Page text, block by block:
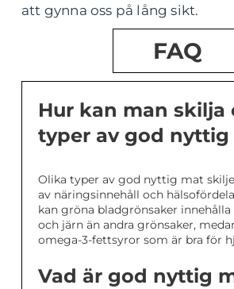
att gynna oss på lång sikt.
FAQ
Hur kan man skilja
typer av god nyttig
Olika typer av god nyttig mat
av näringsinnehåll och
kan gröna bladgrönsaker
och järn än andra grönsaker,
omega-3-fettsyror som är bra för
Vad är god nyttig